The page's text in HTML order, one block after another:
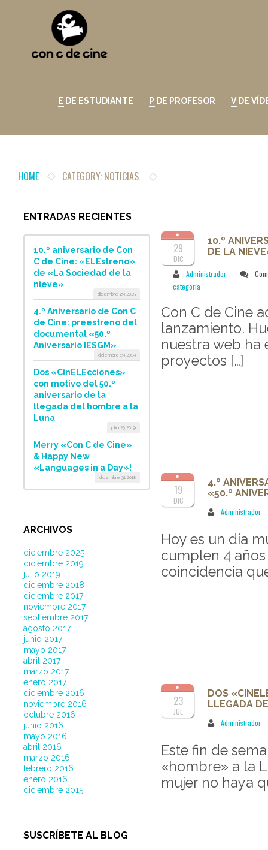
E DE ESTUDIANTE P DE PROFESOR V DE
HOME CATEGORY: NOTICIAS
ENTRADAS RECIENTES
10.º aniversario de Con
C de Cine: «ELEstreno»
de «La Sociedad de la
nieve»
diciembre 29 2025
4.º Aniversario de Con C
de Cine: preestreno del
documental «50.º
Aniversario IESGM»
diciembre 19 2019
Dos «CinELEcciones»
con motivo del 50.º
aniversario de la
llegada del hombre a la
Luna
julio 23 2019
Merry «Con C de Cine»
& Happy New
«Languages in a Day»!
diciembre 31 2018
ARCHIVOS
diciembre 2025
diciembre 2019
julio 2019
diciembre 2018
diciembre 2017
noviembre 2017
septiembre 2017
agosto 2017
junio 2017
mayo 2017
abril 2017
marzo 2017
enero 2017
diciembre 2016
noviembre 2016
octubre 2016
junio 2016
mayo 2016
abril 2016
marzo 2016
febrero 2016
enero 2016
diciembre 2015
SUSCRÍBETE AL BLOG
29
DIC
10.º
DE LA
Administrador
categoría
Con C de Cine
lanzamiento.
nuestra web ha
proyectos […]
19
DIC
4.º
«50.º
Administrador
Hoy es un día
cumplen 4
coincidencia
23
JUL
DOS
LLEGADA
Administrador
Este fin de
«hombre» a la
mujer no haya